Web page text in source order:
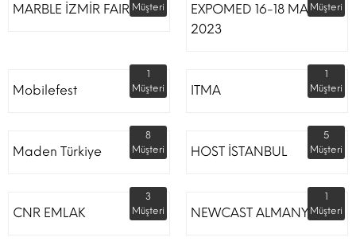
MARBLE İZMİR FAIR Müşteri
EXPOMED 16-18 MART
2023
Müşteri
Mobilefest
1
Müşteri
ITMA
1
Müşteri
Maden Türkiye
8
Müşteri
HOST İSTANBUL
5
Müşteri
CNR EMLAK
3
Müşteri
NEWCAST ALMANYA
1
Müşteri